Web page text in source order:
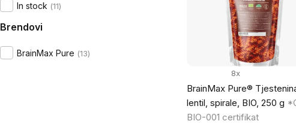
In stock 11
Brendovi
BrainMax Pure 13
products
BrainMax Pure®
lentil, spirale, BIO, 250 g
BIO-001 certifikat
8x